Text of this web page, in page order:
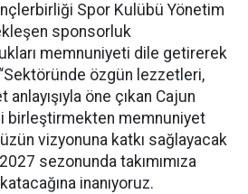
Spor Kulübü Yönetim
sponsorluk
memnuniyeti dile getirerek
özgün lezzetleri,
öne çıkan Cajun
birleştirmekten memnuniyet
vizyonuna katkı sağlayacak
sezonunda takımımıza
inanıyoruz.